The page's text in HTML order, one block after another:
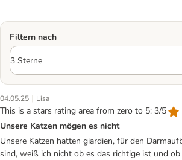
Filtern nach
04.05.25 | Lisa
This is a stars rating area from zero to 5: 3/5
Unsere Katzen mögen es nicht
Unsere Katzen hatten giardien, für den
sind, weiß ich nicht ob es das richtige ist und